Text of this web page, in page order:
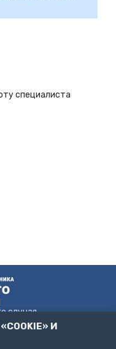
специалиста
случая
И